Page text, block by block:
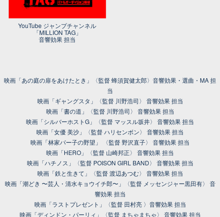
YouTube ジャンプチャンネル
「MILLION TAG」
音響効果 担当
映画「あの庭の扉をあけたとき」〈監督 蜂須賀健太郎〉音響効果・選曲・MA 担
当
映画「ギャングスタ」〈監督 川野浩司〉 音響効果 担当
映画「書の道」〈監督 川野浩司〉 音響効果 担当
映画「シルバーホストG」〈監督 マッスル坂井〉 音響効果 担当
映画「女優 美沙」〈監督 ハリセンボン〉 音響効果 担当
映画「林家パー子の野望」 〈監督 野沢直子〉 音響効果 担当
映画「HERO」〈監督 山崎邦正〉 音響効果 担当
映画「ハチノス」〈監督 POISON GIRL BAND〉 音響効果 担当
映画「鉄と生きて」〈監督 渡辺あつむ〉 音響効果 担当
映画「潮どき 〜芸人・清水キョウイチ郎〜」〈監督 メッセンジャー黒田有〉 音
響効果 担当
映画「ラストプレゼント」〈監督 田村亮 〉音響効果 担当
映画「ディンドン・パーリィ」〈監督 まちゃまちゃ〉 音響効果 担当